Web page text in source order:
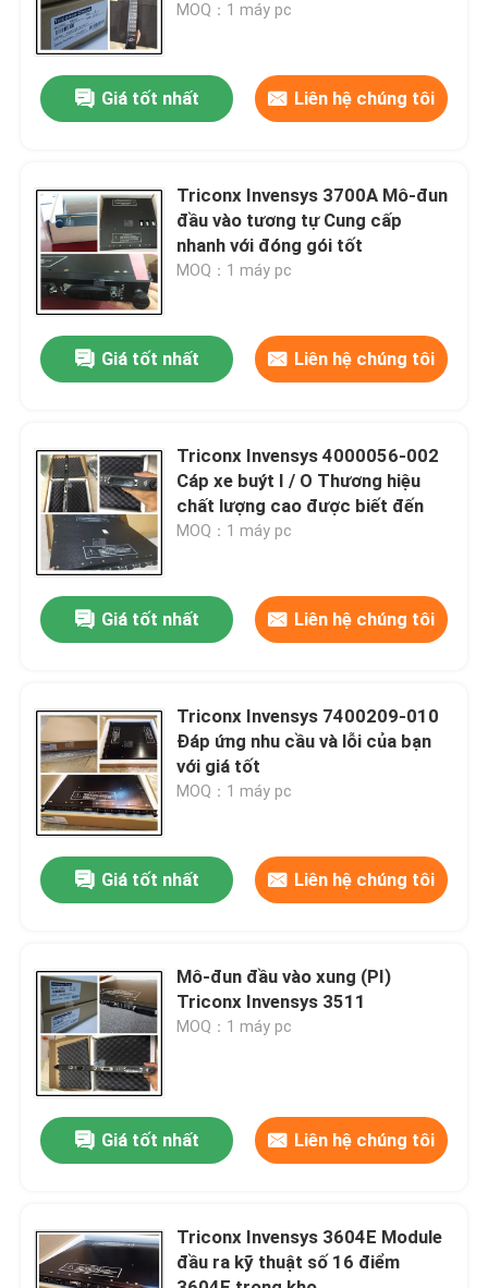
Sản phẩm
Về chúng tôi
Chuyến tham quan nhà máy
Liên hệ với chúng tôi
Tin tức
Yêu cầu Đặt giá
Bộ phận nhẹ nhàng Nevada
MOQ：1 máy pc
Giá tốt nhất Liên hệ chúng tôi
Triconx Invensys 3700A Mô-đun
đầu vào tương tự Cung cấp
nhanh với đóng gói tốt
MOQ：1 máy pc
Giá tốt nhất Liên hệ chúng tôi
Triconx Invensys 4000056-002
Cáp xe buýt I / O Thương hiệu
chất lượng cao được biết đến
MOQ：1 máy pc
Giá tốt nhất Liên hệ chúng tôi
Triconx Invensys 7400209-010
Đáp ứng nhu cầu và lỗi của bạn
với giá tốt
MOQ：1 máy pc
Giá tốt nhất Liên hệ chúng tôi
Mô-đun đầu vào xung (PI)
Triconx Invensys 3511
MOQ：1 máy pc
Giá tốt nhất Liên hệ chúng tôi
Triconx Invensys 3604E Module
đầu ra kỹ thuật số 16 điểm